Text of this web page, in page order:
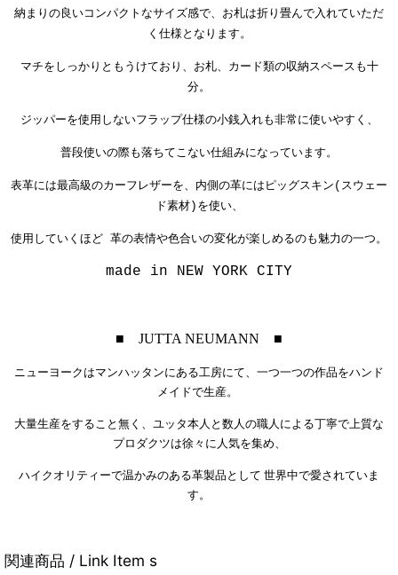
納まりの良いコンパクトなサイズ感で、お札は折り畳んで入れていただ
く仕様となります。
マチをしっかりともうけており、お札、カード類の収納スペースも十
分。
ジッパーを使用しないフラップ仕様の小銭入れも非常に使いやすく、
普段使いの際も落ちてこない仕組みになっています。
表革には最高級のカーフレザーを、内側の革にはピッグスキン(スウェー
ド素材)を使い、
使用していくほど 革の表情や色合いの変化が楽しめるのも魅力の一つ。
made in NEW YORK CITY
■ JUTTA NEUMANN ■
ニューヨークはマンハッタンにある工房にて、 一つ一つの作品をハンド
メイドで生産。
大量生産をすること無く、ユッタ本人と数人の職人による丁寧で上質な
プロダクツは徐々に人気を集め、
ハイクオリティーで温かみのある革製品として 世界中で愛されていま
す。
関連商品 / Link Item s